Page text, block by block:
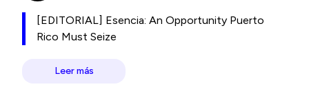
[EDITORIAL] Esencia: An Opportunity Puerto
Rico Must Seize
Leer más